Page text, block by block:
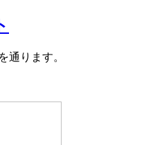
通ります。